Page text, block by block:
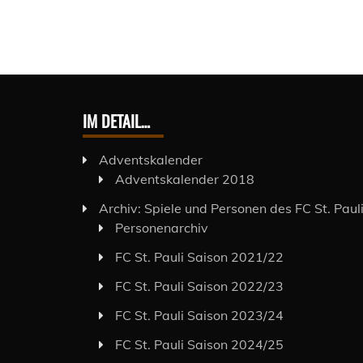
IM DETAIL…
Adventskalender
Adventskalender 2018
Archiv: Spiele und Personen des FC St. Pauli
Personenarchiv
FC St. Pauli Saison 2021/22
FC St. Pauli Saison 2022/23
FC St. Pauli Saison 2023/24
FC St. Pauli Saison 2024/25